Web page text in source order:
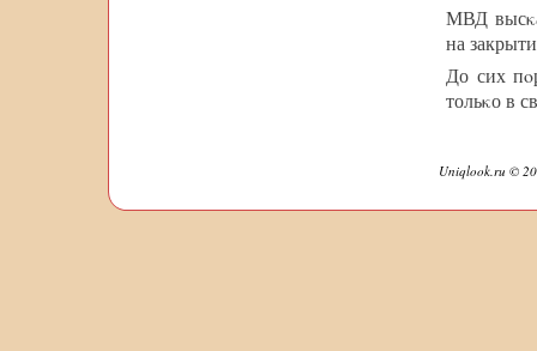
МВД
на
До сих
тольκо в
Uniqlook.ru ©